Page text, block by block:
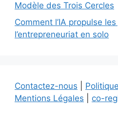
Modèle des Trois Cercles
Comment l’IA propulse
l’entrepreneuriat en solo
Contactez-nous
Mentions Légales
co-